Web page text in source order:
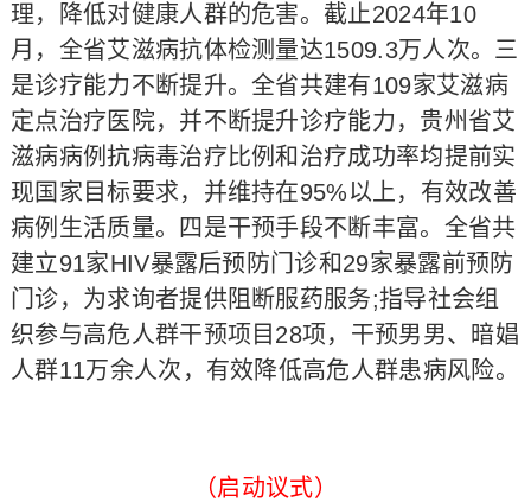
理，降低对健康人群的危害。截止2024年10
月，全省艾滋病抗体检测量达1509.3万人次。三
是诊疗能力不断提升。全省共建有109家艾滋病
定点治疗医院，并不断提升诊疗能力，贵州省艾
滋病病例抗病毒治疗比例和治疗成功率均提前实
现国家目标要求，并维持在95%以上，有效改善
病例生活质量。四是干预手段不断丰富。全省共
建立91家HIV暴露后预防门诊和29家暴露前预防
门诊，为求询者提供阻断服药服务;指导社会组
织参与高危人群干预项目28项，干预男男、暗娼
人群11万余人次，有效降低高危人群患病风险。
（启动议式）